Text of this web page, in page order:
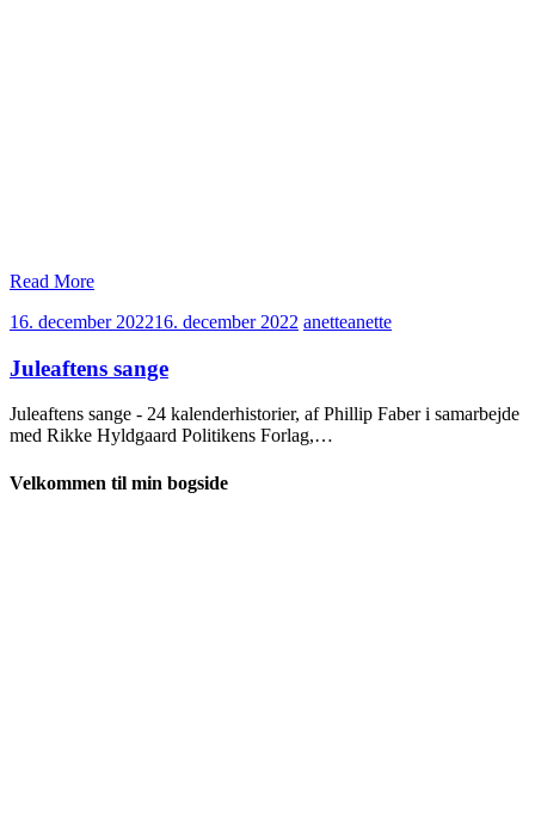
Read More
16. december 202216. december 2022 anetteanette
Juleaftens sange
Juleaftens sange - 24 kalenderhistorier, af Phillip Faber i samarbejde
med Rikke Hyldgaard Politikens Forlag,…
Velkommen til min bogside